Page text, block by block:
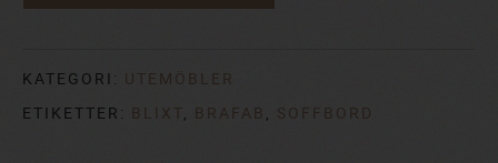
KATEGORI: UTEMÖBLER
ETIKETTER: BLIXT, BRAFAB , SOFFBORD